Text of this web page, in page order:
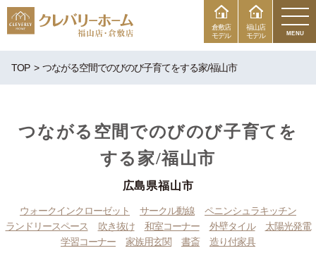
福山店
モデル
倉敷店
モデル
MENU
TOP つながる空間でのびのび子育てをする家/福山市
つながる空間でのびのび子育てを
する家/福山市
広島県福山市
ウォークインクローゼット サークル動線
ペニンシュラキッチン
ランドリースペース
吹き抜け 和室コーナー 外壁タイル
太陽光発電
学習コーナー
家族用玄関 書斎 造り付家具